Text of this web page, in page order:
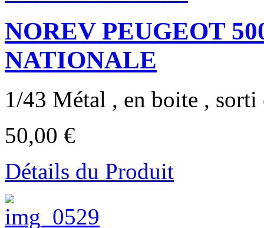
NOREV PEUGEOT
NATIONALE
1/43 Métal , en boite , sorti
50,00 €
Détails du Produit